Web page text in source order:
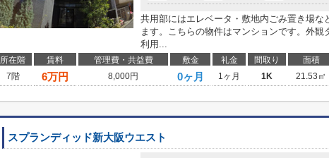
共用部にはエレベータ・敷地内ごみ置き場
ます。こちらの物件はマンションです。外
利用...
所在階 賃料 管理費・共益費 敷金 礼金 間取り 面積
7階
6万円 8,000円 0ヶ月 1ヶ月 1K 21.53㎡
スプランディッド新大阪ウエスト